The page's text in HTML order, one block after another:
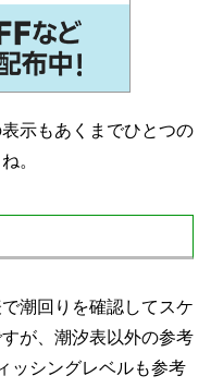
示もあくまでひとつの
。
潮回りを確認してスケ
が、潮汐表以外の参考
ッシングレベルも参考